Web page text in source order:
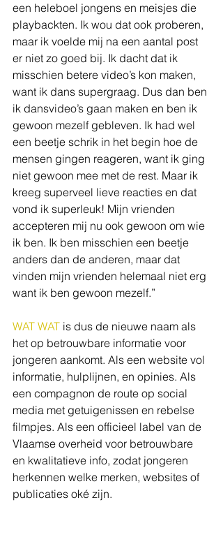
een heleboel jongens en meisjes die
playbackten. Ik wou dat ook proberen,
maar ik voelde mij na een aantal post
er niet zo goed bij. Ik dacht dat ik
misschien betere video’s kon maken,
want ik dans supergraag. Dus dan ben
ik dansvideo’s gaan maken en ben ik
gewoon mezelf gebleven. Ik had wel
een beetje schrik in het begin hoe de
mensen gingen reageren, want ik ging
niet gewoon mee met de rest. Maar ik
kreeg superveel lieve reacties en dat
vond ik superleuk! Mijn vrienden
accepteren mij nu ook gewoon om wie
ik ben. Ik ben misschien een beetje
anders dan de anderen, maar dat
vinden mijn vrienden helemaal niet erg
want ik ben gewoon mezelf.”
WAT WAT is dus de nieuwe naam als
het op betrouwbare informatie voor
jongeren aankomt. Als een website vol
informatie, hulplijnen, en opinies. Als
een compagnon de route op social
media met getuigenissen en rebelse
filmpjes. Als een officieel label van de
Vlaamse overheid voor betrouwbare
en kwalitatieve info, zodat jongeren
herkennen welke merken, websites of
publicaties oké zijn.